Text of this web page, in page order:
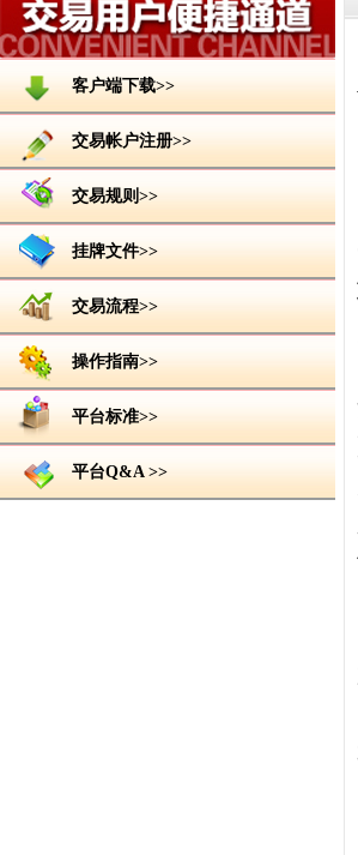
客户端下载>>
交易帐户注册>>
交易规则>>
挂牌文件>>
交易流程>>
操作指南>>
平台标准>>
平台Q&A >>